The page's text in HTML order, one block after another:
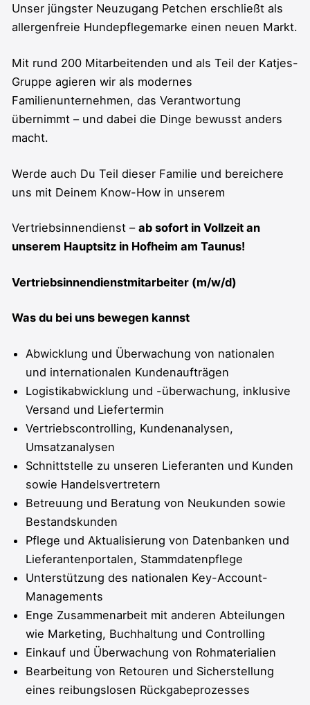
Unser jüngster Neuzugang Petchen erschließt als
allergenfreie Hundepflegemarke einen neuen Markt.
Mit rund 200 Mitarbeitenden und als Teil der Katjes-
Gruppe agieren wir als modernes
Familienunternehmen, das Verantwortung
übernimmt – und dabei die Dinge bewusst anders
macht.
Werde auch Du Teil dieser Familie und bereichere
uns mit Deinem Know-How in unserem
Vertriebsinnendienst – ab sofort in Vollzeit an
unserem Hauptsitz in Hofheim am Taunus!
Vertriebsinnendienstmitarbeiter (m/w/d)
Was du bei uns bewegen kannst
Abwicklung und Überwachung von nationalen
und internationalen Kundenaufträgen
Logistikabwicklung und -überwachung, inklusive
Versand und Liefertermin
Vertriebscontrolling, Kundenanalysen,
Umsatzanalysen
Schnittstelle zu unseren Lieferanten und Kunden
sowie Handelsvertretern
Betreuung und Beratung von Neukunden sowie
Bestandskunden
Pflege und Aktualisierung von Datenbanken und
Lieferantenportalen, Stammdatenpflege
Unterstützung des nationalen Key-Account-
Managements
Enge Zusammenarbeit mit anderen Abteilungen
wie Marketing, Buchhaltung und Controlling
Einkauf und Überwachung von Rohmaterialien
Bearbeitung von Retouren und Sicherstellung
eines reibungslosen Rückgabeprozesses